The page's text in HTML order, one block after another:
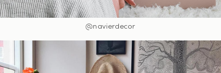
@navierdecor